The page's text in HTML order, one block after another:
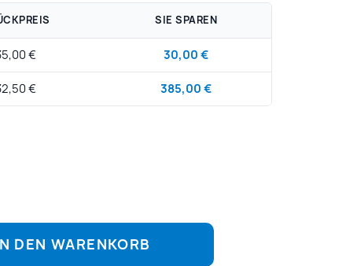
SIE SPAREN
€ 30,00 €
€ 385,00 €
DEN WARENKORB